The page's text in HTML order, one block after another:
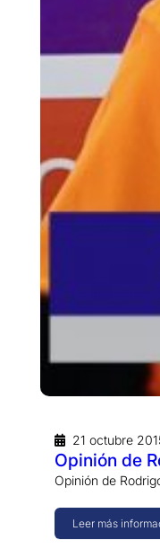
21 octubre
Opinión de
Opinión de
Leer más